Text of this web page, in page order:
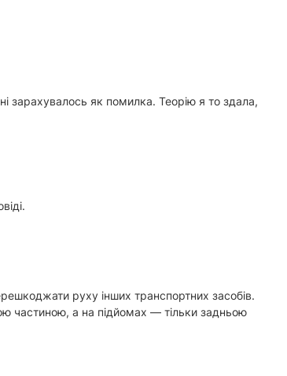
зарахувалось як помилка. Теорію я то здала,
руху інших транспортних засобів.
частиною, а на підйомах — тільки задньою